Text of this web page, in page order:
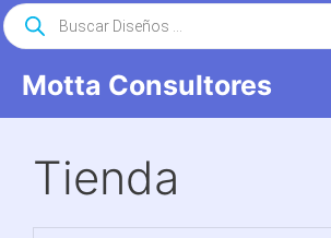
Saltar
al
Motta Consultores
Búsqueda
de
productos
Tienda